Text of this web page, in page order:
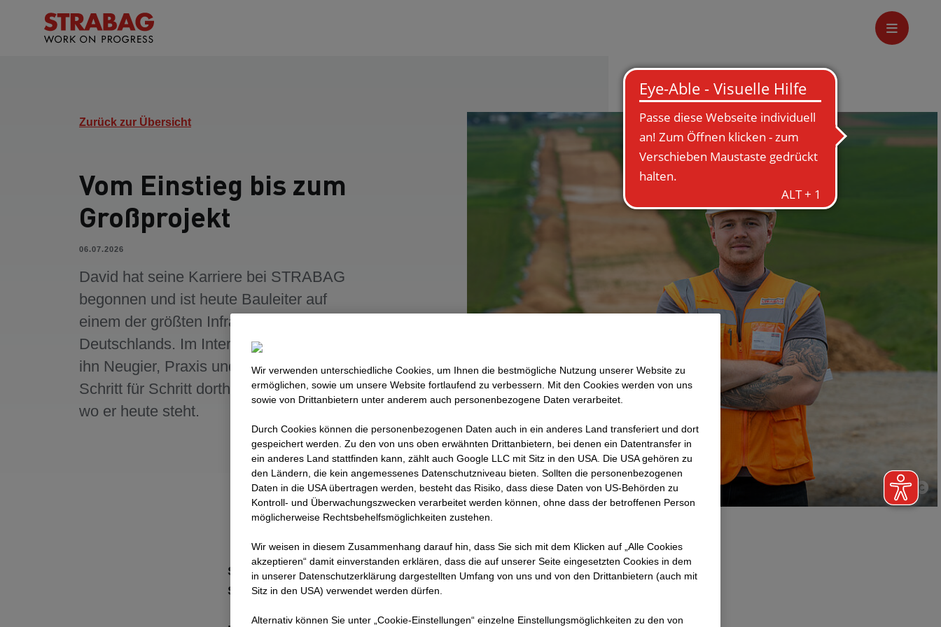
Zurück zur Übersicht
Vom Einstieg bis zum
Großprojekt
06.07.2026
David hat seine Karriere bei STRABAG
begonnen und ist heute Bauleiter auf
einem der größten Infrastrukturprojekte
Deutschlands. Im Interview erzählt er, wie
ihn Neugier, Praxis und Verantwortung
Schritt für Schritt dorthin gebracht haben,
wo er heute steht.
Stell dich doch mal kurz vor: Wer bist du und was genau machst du aktuell bei
SuedLink?
Wir verwenden unterschiedliche Cookies, um Ihnen die best­mögliche Nutzung unserer Website zu
ermöglichen, sowie um unsere Website fortlaufend zu verbessern. Mit den Cookies werden von uns
sowie von Drittanbietern unter anderem auch personenbezogene Daten verarbeitet.
Durch Cookies können die personenbezogenen Daten auch in ein anderes Land transferiert und dort
gespeichert werden. Zu den von uns oben erwähnten Drittanbietern, bei denen ein Datentransfer in
ein anderes Land stattfinden kann, zählt auch Google LLC mit Sitz in den USA. Die USA gehören zu
den Ländern, die kein angemessenes Datenschutzniveau bieten. Sollten die personenbezogenen
Daten in die USA übertragen werden, besteht das Risiko, dass diese Daten von US-Behörden zu
Kontroll- und Überwachungszwecken verarbeitet werden können, ohne dass der betroffenen Person
möglicherweise Rechtsbehelfsmöglichkeiten zustehen.
Wir weisen in diesem Zusammenhang darauf hin, dass Sie sich mit dem Klicken auf „Alle Cookies
akzeptieren“ damit ein­ver­standen erklären, dass die auf unserer Seite eingesetzten Cookies in dem
in unserer Datenschutzerklärung dargestellten Umfang von uns und von den Drittanbietern (auch mit
Sitz in den USA) verwendet werden dürfen.
Alternativ können Sie unter „Cookie-Einstellungen“ einzelne Einstellungsmöglichkeiten zu den von